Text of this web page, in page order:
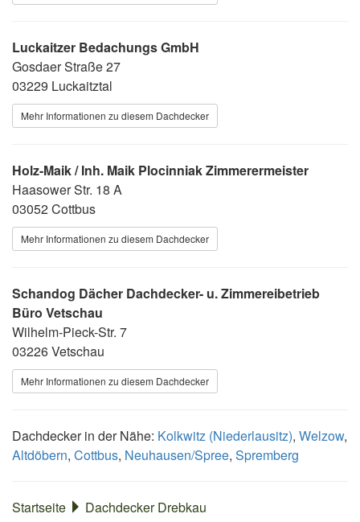
Luckaitzer Bedachungs GmbH
Gosdaer Straße 27
03229 Luckaitztal
Mehr Informationen zu diesem Dachdecker
Holz-Maik / Inh. Maik Plocinniak Zimmerermeister
Haasower Str. 18 A
03052 Cottbus
Mehr Informationen zu diesem Dachdecker
Schandog Dächer Dachdecker- u. Zimmereibetrieb
Büro Vetschau
Wilhelm-Pieck-Str. 7
03226 Vetschau
Mehr Informationen zu diesem Dachdecker
Dachdecker in der Nähe: Kolkwitz (Niederlausitz), Welzow,
Altdöbern, Cottbus, Neuhausen/Spree, Spremberg
Startseite Dachdecker Drebkau